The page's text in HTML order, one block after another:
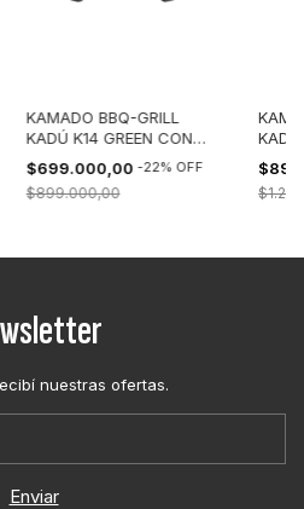
KAMADO BBQ-GRILL
KADÚ K14 GREEN CON
FUNDA
$699.000,00 -22% OFF
$899.000,00
nuestras ofertas.